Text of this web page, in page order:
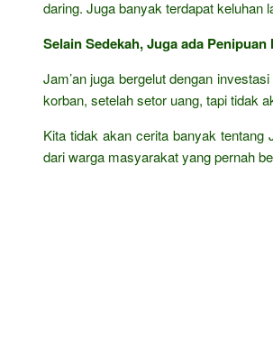
daring. Juga banyak terdapat keluhan
Selain Sedekah, Juga ada Penipuan
Jam’an juga bergelut dengan
korban, setelah setor uang, tapi tidak
Kita tidak akan cerita banyak tentang
dari warga masyarakat yang pernah